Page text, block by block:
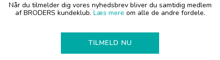
Når du tilmelder dig vores nyhedsbrev bliver du samtidig medlem
af BRODERS kundeklub. Læs mere om alle de andre fordele.
TILMELD NU